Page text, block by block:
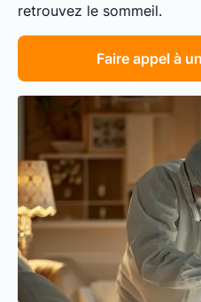
retrouvez le sommeil.
Faire appel à